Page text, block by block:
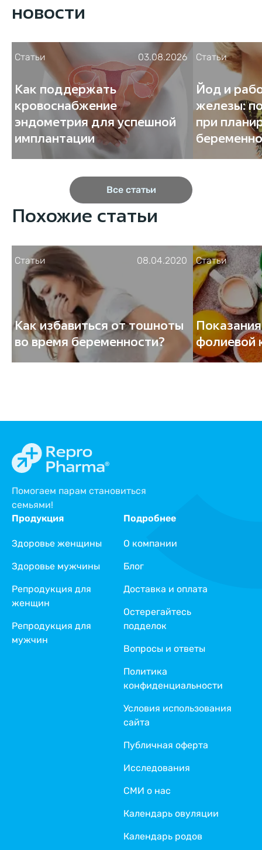
новости
Статьи 03.08.2026
Как поддержать
кровоснабжение
эндометрия для успешной
имплантации
Статьи
Йод и
железы:
при
Все статьи
Похожие статьи
Статьи 08.04.2020
Как избавиться от тошноты
во время беременности?
Статьи
фолиевой
Помогаем парам становиться
семьями!
Подробнее
О компании
Блог
Доставка и оплата
Остерегайтесь
подделок
Вопросы и ответы
Политика
конфиденциальности
Условия использования
сайта
Публичная оферта
Исследования
СМИ о нас
Календарь овуляции
Календарь родов
Продукция
Здоровье женщины
Здоровье мужчины
Репродукция для
женщин
Репродукция для
мужчин